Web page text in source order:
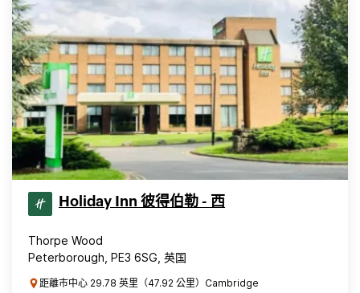
Holiday Inn 彼得伯勒 - 西
Thorpe Wood
Peterborough, PE3 6SG, 英国
距離市中心 29.78 英里（47.92 公里）Cambridge